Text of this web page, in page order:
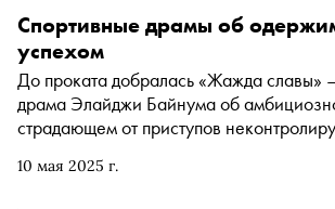
10 мая 2025 г.
Спортивные драмы об
успехом
До проката добралась «Жажда славы»
драма Элайджи Байнума об
страдающем от приступов
большие экраны пришлось ждать два